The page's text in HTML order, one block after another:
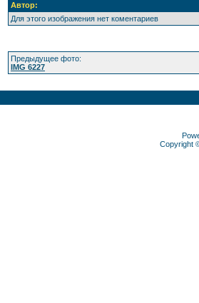
Автор:
Для этого изображения нет коментариев
Предыдущее фото:
IMG 6227
Copyright